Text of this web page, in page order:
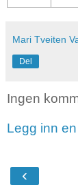
Mari Tveiten
Del
Ingen
Legg inn
‹